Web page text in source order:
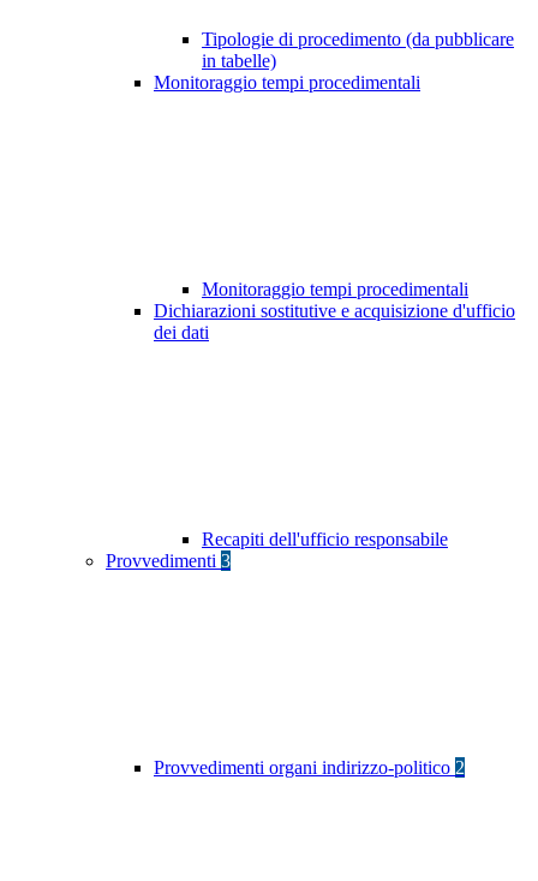
Tipologie di procedimento (da pubblicare
in tabelle)
Monitoraggio tempi procedimentali
Monitoraggio tempi procedimentali
Dichiarazioni sostitutive e acquisizione d'ufficio
dei dati
Recapiti dell'ufficio responsabile
Provvedimenti 3
Provvedimenti organi indirizzo-politico 2